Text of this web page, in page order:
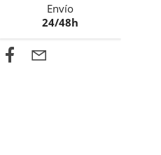
Envío
24/48h